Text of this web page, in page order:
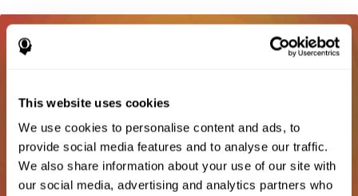
This website uses cookies
We use cookies to personalise content and ads, to
provide social media features and to analyse our traffic.
We also share information about your use of our site with
our social media, advertising and analytics partners who